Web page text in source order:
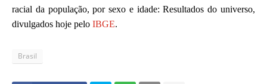
racial da população, por sexo e idade: Resultados do universo,
divulgados hoje pelo IBGE.
Brasil